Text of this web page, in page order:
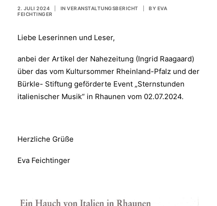
2. JULI 2024 IN VERANSTALTUNGSBERICHT BY EVA
FEICHTINGER
Liebe Leserinnen und Leser,
anbei der Artikel der Nahezeitung (Ingrid Raagaard)
über das vom Kultursommer Rheinland-Pfalz und der
Bürkle- Stiftung geförderte Event „Sternstunden
italienischer Musik“ in Rhaunen vom 02.07.2024.
Herzliche Grüße
Eva Feichtinger